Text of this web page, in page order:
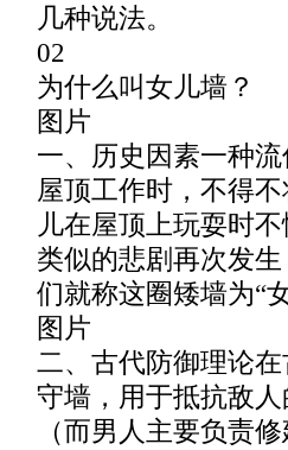
几种说法。
02
为什么叫女儿墙？
图片
一、历史因素一种
屋顶工作时，不得
儿在屋顶上玩耍时
类似的悲剧再次发
们就称这圈矮墙为“
图片
二、古代防御理论
守墙，用于抵抗敌
（而男人主要负责